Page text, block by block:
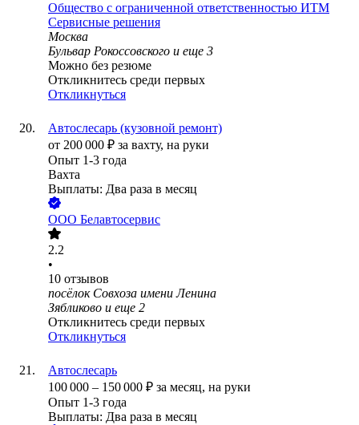
Общество с ограниченной ответственностью ИТМ
Сервисные решения
Москва
Бульвар Рокоссовского и еще 3
Можно без резюме
Откликнитесь среди первых
Откликнуться
Автослесарь (кузовной ремонт)
от 200 000 ₽ за вахту, на руки
Опыт 1-3 года
Вахта
Выплаты: Два раза в месяц
ООО Белавтосервис
2.2
•
10 отзывов
посёлок Совхоза имени Ленина
Зябликово и еще 2
Откликнитесь среди первых
Откликнуться
Автослесарь
100 000 – 150 000 ₽ за месяц, на руки
Опыт 1-3 года
Выплаты: Два раза в месяц